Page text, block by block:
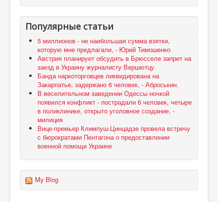
Популярные статьи
5 миллионов - не наибольшая сумма взятки,
которую мне предлагали, - Юрий Тимошенко
Австрия планирует обсудить в Брюсселе запрет на
заезд в Украину журналисту Вершютцу
Банда наркоторговцев ликвидирована на
Закарпатье, задержано 6 человек, - Аброськин.
В веселительном заведении Одессы ночкой
появился конфликт - пострадали 6 человек, четыре
в поликлинике, открыто уголовное создание, -
милиция
Вице-премьер Климпуш-Цинцадзе провела встречу
с бюрократами Пентагона о предоставлении
военной помощи Украине
My Blog